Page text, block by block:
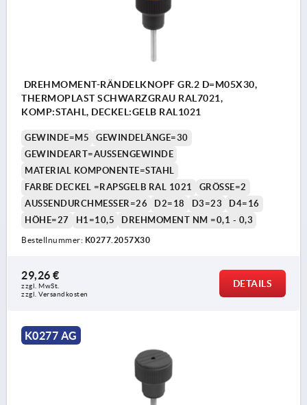
DREHMOMENT-RÄNDELKNOPF GR.2 D=M05X30,
THERMOPLAST SCHWARZGRAU RAL7021,
KOMP:STAHL, DECKEL:GELB RAL1021
GEWINDE=M5
GEWINDELÄNGE=30
GEWINDEART=AUSSENGEWINDE
MATERIAL KOMPONENTE=STAHL
FARBE DECKEL =RAPSGELB RAL 1021
GRÖSSE=2
AUSSENDURCHMESSER=26
D2=18 D3=23
D4=16
HÖHE=27
H1=10,5 DREHMOMENT NM =0,1 - 0,3
Bestellnummer: K0277.2057X30
29,26 €
zzgl. MwSt.
zzgl. Versandkosten
DETAILS
K0277 AG